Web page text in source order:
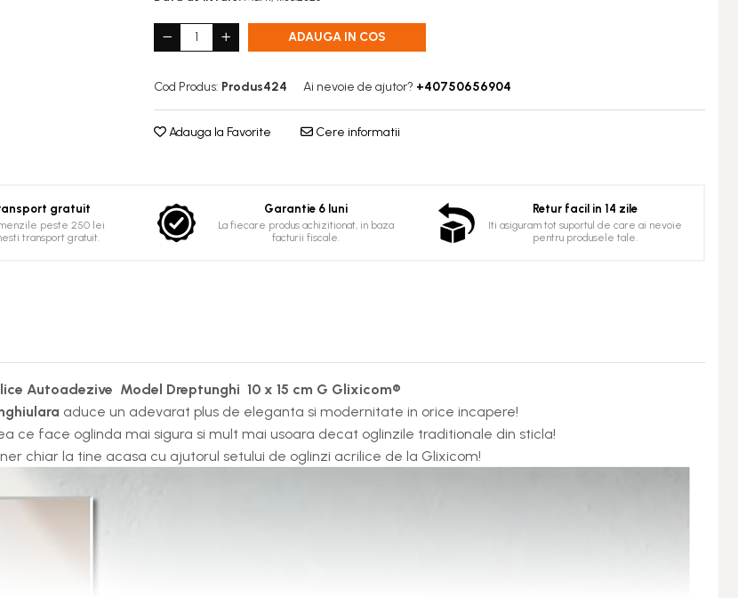
ADAUGA IN COS
Cod Produs: Produs424 Ai nevoie de ajutor? +40750656904
Adauga la Favorite Cere informatii
gratuit
peste 250 lei
transport gratuit.
Garantie 6 luni
La fiecare produs achizitionat, in baza
facturii fiscale.
Retur facil in 14 zile
Iti asiguram tot suportul de care ai nevoie
pentru produsele tale.
Autoadezive Model Dreptunghi 10 x 15 cm G Glixicom®
aduce un adevarat plus de eleganta si modernitate in orice incapere!
ce face oglinda mai sigura si mult mai usoara decat oglinzile traditionale din sticla!
chiar la tine acasa cu ajutorul setului de oglinzi acrilice de la Glixicom!